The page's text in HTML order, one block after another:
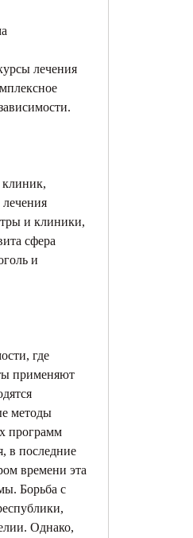
лечения
клиник,
и клиники,
сфера
и
где
применяют
методы
программ
в последние
времени эта
Борьба с
Однако,